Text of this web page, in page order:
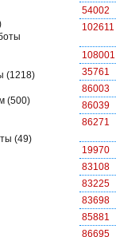
54002
102611
108001
35761
86003
86039
86271
19970
83108
83225
83698
85881
86695
(1218)
(500)
(49)